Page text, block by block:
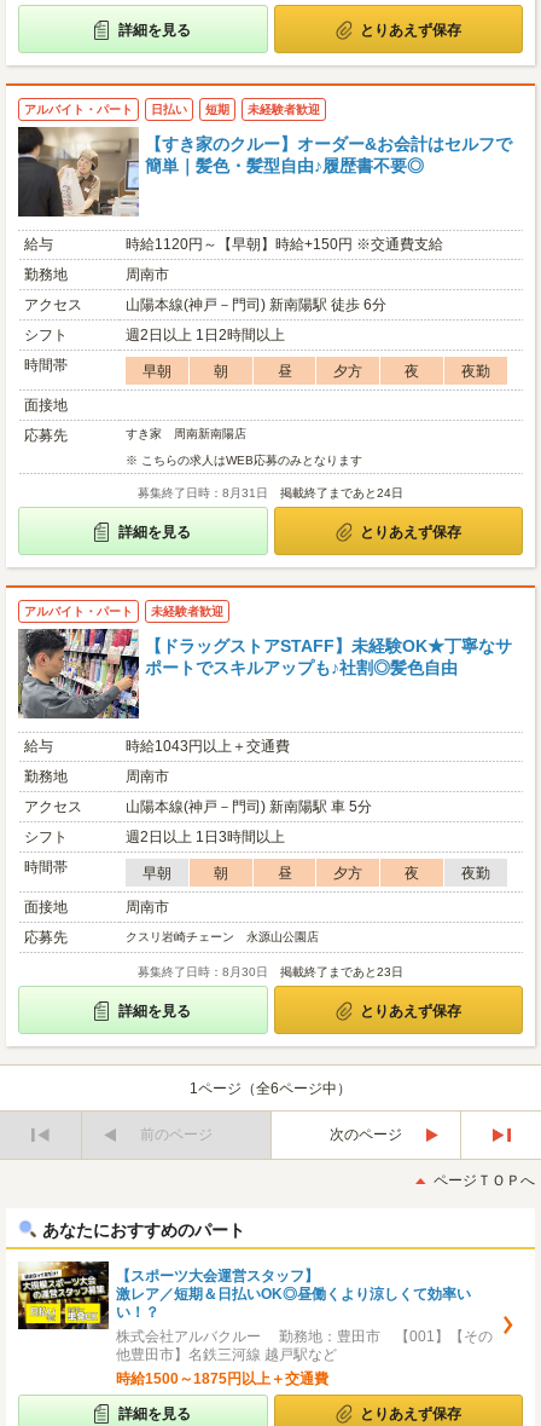
詳細を見る とりあえず保存
アルバイト・パート 日払い 短期 未経験者歓迎
【すき家のクルー】オーダー&お会計はセルフで
簡単｜髪色・髪型自由♪履歴書不要◎
給与
時給1120円～【早朝】時給+150円 ※交通費支給
勤務地
周南市
アクセス
山陽本線(神戸－門司) 新南陽駅 徒歩 6分
シフト
週2日以上 1日2時間以上
時間帯
早朝 朝 昼 夕方 夜
夜勤
面接地
応募先
すき家 周南新南陽店
※ こちらの求人はWEB応募のみとなります
募集終了日時：8月31日 掲載終了まであと24日
詳細を見る とりあえず保存
アルバイト・パート 未経験者歓迎
【ドラッグストアSTAFF】未経験OK★丁寧なサ
ポートでスキルアップも♪社割◎髪色自由
給与
時給1043円以上＋交通費
勤務地
周南市
アクセス
山陽本線(神戸－門司) 新南陽駅 車 5分
シフト
週2日以上 1日3時間以上
時間帯
早朝 朝 昼 夕方 夜
夜勤
面接地
周南市
応募先
クスリ岩崎チェーン 永源山公園店
募集終了日時：8月30日 掲載終了まであと23日
詳細を見る とりあえず保存
1ページ（全6ページ中）
前のページ
次のページ
後
ページＴＯＰへ
あなたにおすすめのパート
【スポーツ大会運営スタッフ】
激レア／短期＆日払いOK◎昼働くより涼しくて効率い
い！？
株式会社アルバクルー 勤務地：豊田市 【001】【その
他豊田市】名鉄三河線 越戸駅など
時給1500～1875円以上＋交通費
詳細を見る とりあえず保存